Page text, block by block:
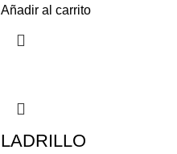
Añadir al carrito
LADRILLO